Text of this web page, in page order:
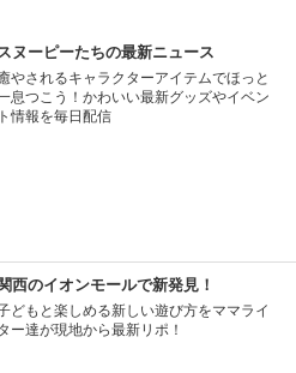
スヌーピーたちの最新ニュース
やされるキャラクターアイテムでほっと
息つこう！かわいい最新グッズやイベン
ト情報を毎日配信
関西のイオンモールで新発見！
どもと楽しめる新しい遊び方をママライ
ー達が現地から最新リポ！